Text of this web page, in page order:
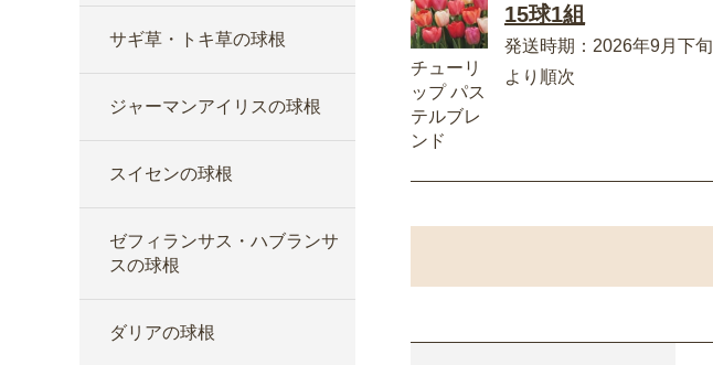
サギ草・トキ草の球根
ジャーマンアイリスの球根
スイセンの球根
ゼフィランサス・ハブランサ
スの球根
ダリアの球根
チューリ
ップ パス
テルブレ
ンド
15球1組
発送時期：2026年9月下旬
より順次